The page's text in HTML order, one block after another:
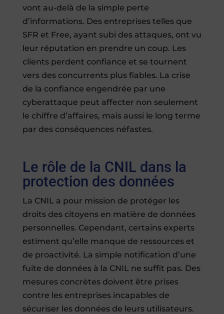
vont au-delà de la simple perte
d’informations. Des entreprises telles que
SFR et Free, ayant subi des attaques, ont vu
leur réputation en prendre un coup. Les
clients perdent confiance et se tournent
vers des concurrents plus fiables. La crise
de la confiance engendrée par une
cyberattaque peut affecter non seulement
le chiffre d’affaires, mais aussi le long terme
par des conséquences néfastes.
Le rôle de la CNIL dans la
protection des données
La CNIL a pour mission de protéger les
droits des citoyens en matière de données
personnelles. Cependant, certains experts
estiment qu’elle manque de ressources et
de proactivité. La simple notification d’une
fuite de données à la CNIL ne suffit pas. Des
mesures concrètes doivent être prises
contre les entreprises incapables de
sécuriser les données de leurs utilisateurs.